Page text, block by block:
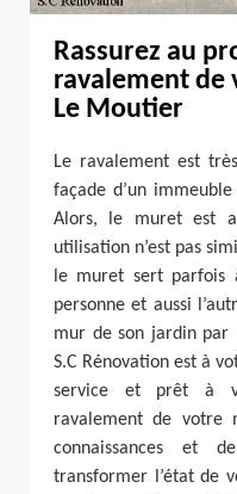
Rassurez au
ravalement de
Le Moutier
Le ravalement est
façade d’un
Alors, le muret est
utilisation n’est pas
le muret sert parfois
personne et aussi
mur de son jardin par
S.C Rénovation est à
service et prêt à
ravalement de votre
connaissances et
transformer l’état de